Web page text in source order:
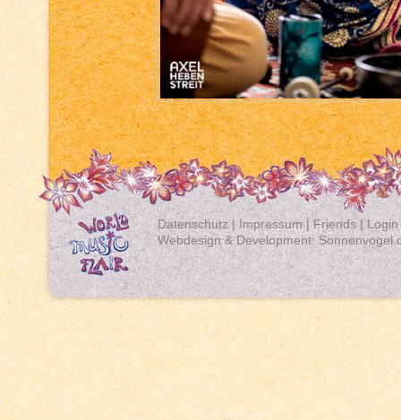
Datenschutz | Impressum|Friends|Login
Webdesign & Development: